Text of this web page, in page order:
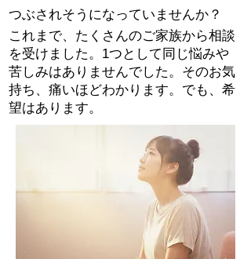
つぶされそうになっていませんか？
これまで、たくさんのご家族から相談
を受けました。1つとして同じ悩みや
苦しみはありませんでした。そのお気
持ち、痛いほどわかります。でも、希
望はあります。